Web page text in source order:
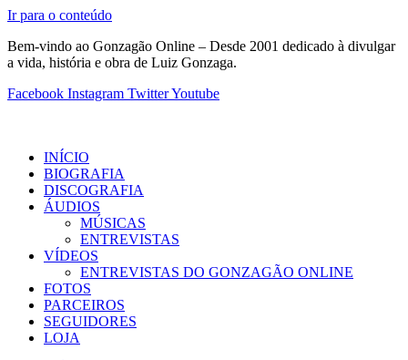
Ir para o conteúdo
Bem-vindo ao Gonzagão Online – Desde 2001 dedicado à divulgar
a vida, história e obra de Luiz Gonzaga.
Facebook Instagram TwitterYoutube
INÍCIO
BIOGRAFIA
DISCOGRAFIA
ÁUDIOS
MÚSICAS
ENTREVISTAS
VÍDEOS
ENTREVISTAS DO GONZAGÃO ONLINE
FOTOS
PARCEIROS
SEGUIDORES
LOJA